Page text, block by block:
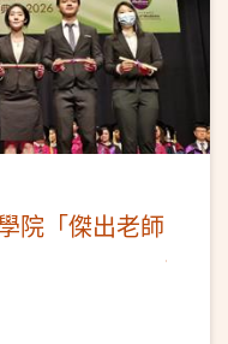
院「傑出老師